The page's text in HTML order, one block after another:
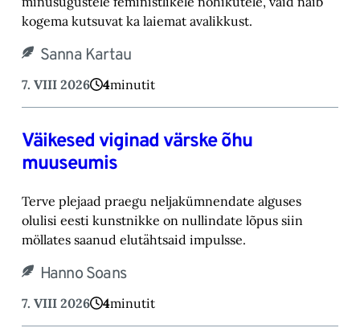
kogema kutsuvat ka laiemat avalikkust.‎
Sanna Kartau
7. VIII 2026 4minutit
Väikesed viginad värske õhu
muuseumis
Terve plejaad praegu neljakümnendate alguses
olulisi eesti kunstnikke on nullindate lõpus ‎siin
möllates saanud elutähtsaid impulsse.‎
Hanno Soans
7. VIII 2026 4minutit